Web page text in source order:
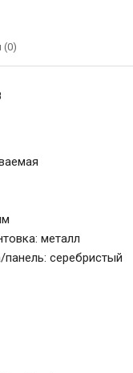
(0)
металл
серебристый